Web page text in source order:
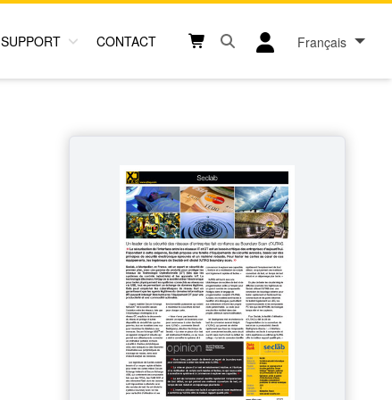
SUPPORT CONTACT
Shopping cart button
Open search box button
User log in icon
Français